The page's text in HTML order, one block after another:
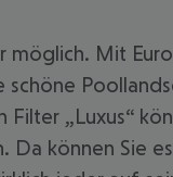
möglich. Mit
schöne
„Luxus“
Da können Sie